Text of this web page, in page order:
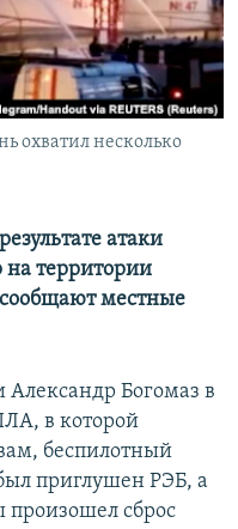
охватил несколько
атаки
на территории
местные
Александр Богомаз в
в которой
беспилотный
приглушен РЭБ, а
сброс